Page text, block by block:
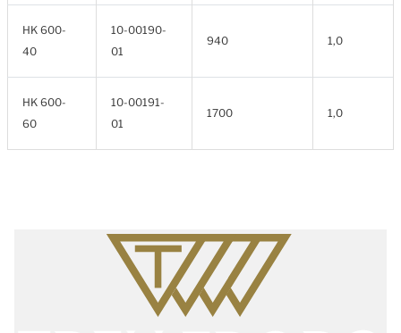
HK 600-
40
10-00190-
01
940 1,0
HK 600-
60
10-00191-
01
1700 1,0